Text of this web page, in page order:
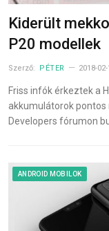
Kiderült
P20 modellek
Szerző: PÉTER 2018-
Friss infók érkeztek a
akkumulátorok pontos
Developers fórumon
ANDROID MOBILOK